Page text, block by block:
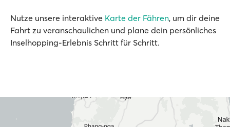
Nutze unsere interaktive Karte der Fähren, um dir deine
Fahrt zu veranschaulichen und plane dein persönliches
Inselhopping-Erlebnis Schritt für Schritt.